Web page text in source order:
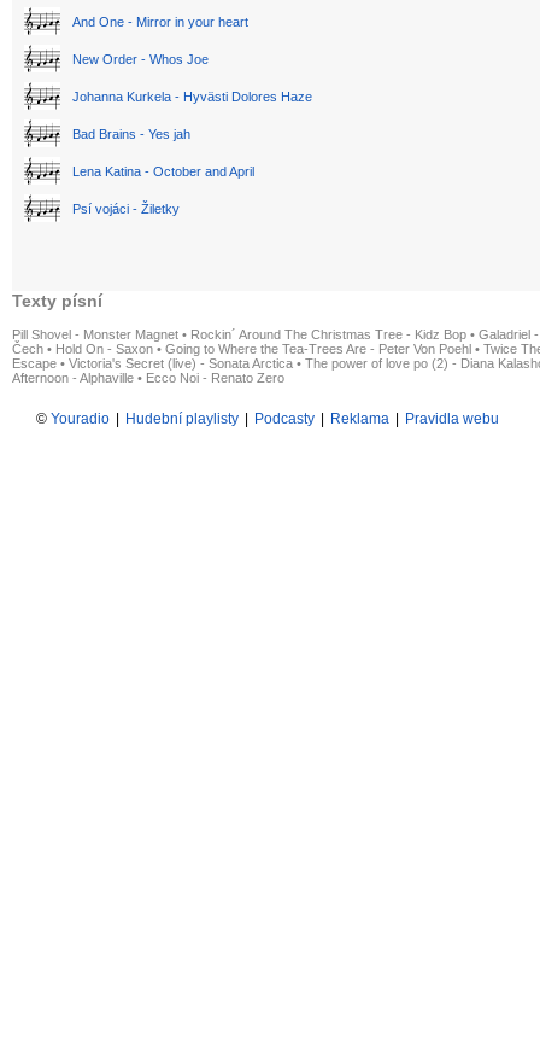
And One - Mirror in your heart
New Order - Whos Joe
Johanna Kurkela - Hyvästi Dolores Haze
Bad Brains - Yes jah
Lena Katina - October and April
Psí vojáci - Žiletky
Texty písní
Pill Shovel - Monster Magnet • Rockin´ Around The Christmas Tree - Kidz Bop • Galadriel
Čech • Hold On - Saxon • Going to Where the Tea-Trees Are - Peter Von Poehl • Twice
Escape • Victoria's Secret (live) - Sonata Arctica • The power of love po (2) - Diana
Afternoon - Alphaville • Ecco Noi - Renato Zero
© Youradio Hudební playlisty Podcasty Reklama Pravidla webu